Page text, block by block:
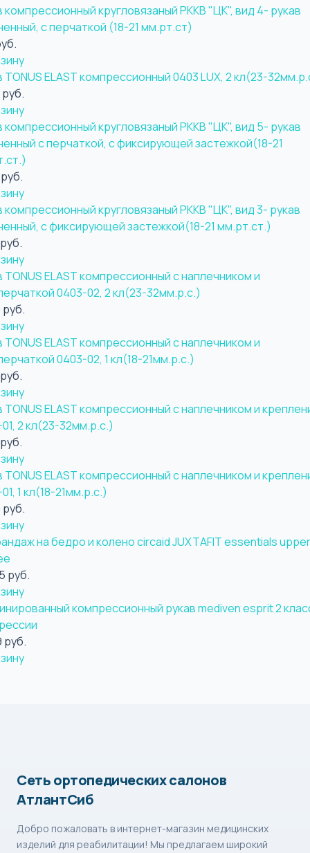
компрессионный кругловязаный РККВ "ЦК", вид 4- рукав
с перчаткой (18-21 мм.рт.ст)
TONUS ELAST компрессионный 0403 LUX, 2 кл(23-
компрессионный кругловязаный РККВ "ЦК", вид 5- рукав
с перчаткой, с фиксирующей застежкой(18-21
компрессионный кругловязаный РККВ "ЦК", вид 3- рукав
с фиксирующей застежкой(18-21 мм.рт.ст.)
TONUS ELAST компрессионный с наплечником и
0403-02, 2 кл(23-32мм.р.с.)
TONUS ELAST компрессионный с наплечником и
0403-02, 1 кл(18-21мм.р.с.)
TONUS ELAST компрессионный с наплечником и
2 кл(23-32мм.р.с.)
TONUS ELAST компрессионный с наплечником и
1 кл(18-21мм.р.с.)
на бедро и колено circaid JUXTAFIT essentials
руб.
компрессионный рукав mediven esprit 2
руб.
Сеть ортопедических салонов
АтлантСиб
Добро пожаловать в интернет-магазин медицинских
изделий для реабилитации! Мы предлагаем широкий